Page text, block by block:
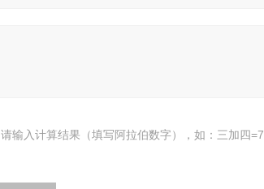
请输入计算结果（填写阿拉伯数字），如：三加四=7